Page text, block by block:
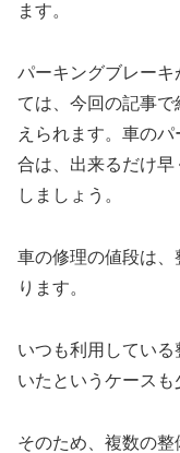
ます。
パーキングブレー
ては、今回の記事
えられます。車の
合は、出来るだけ
しましょう。
車の修理の値段は
ります。
いつも利用してい
いたというケースも
そのため、複数の